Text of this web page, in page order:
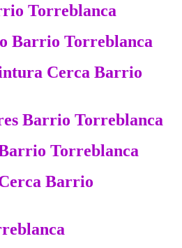
Torreblanca
Barrio Torreblanca
Cerca Barrio
Barrio Torreblanca
Torreblanca
Barrio